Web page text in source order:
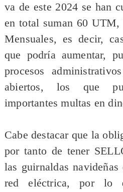
va de este 2024 se han
en total suman 60 UTM,
Mensuales, es decir,
que podría aumentar,
procesos
abiertos, los que
importantes multas en
Cabe destacar que la
por tanto de tener
las guirnaldas
red eléctrica, por lo